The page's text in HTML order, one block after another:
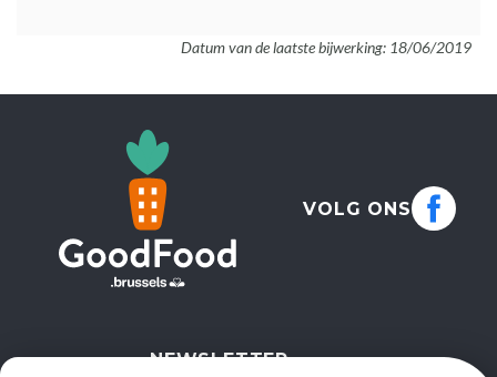
Datum van de laatste bijwerking: 18/06/2019
VOLG ONS
NEWSLETTER